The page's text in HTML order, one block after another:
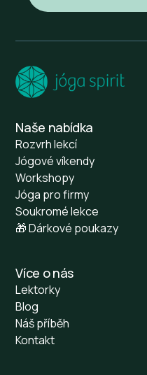
Naše nabídka
Rozvrh lekcí
Jógové víkendy
Workshopy
Jóga pro firmy
Soukromé lekce
🎁 Dárkové poukazy
Více o nás
Lektorky
Blog
Náš příběh
Kontakt